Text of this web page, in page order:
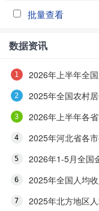
批量查看
数据资讯
2026年上半年全
2025年全国农村
2026年上半年各
2025年河北省各
2026年1-5月全国
2025年全国人均
2025年北方地区